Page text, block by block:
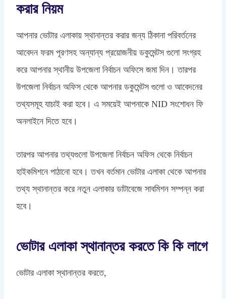
করার নিয়ম
আপনার ভোটার এলাকায় স্থানান্তর করার জন্য ঠিকানা পরিবর্তনের
আবেদন ফরম পূরণসহ অন্যান্য প্রয়োজনীয় ডকুমেন্টস গুলো সংগ্রহ
করে আপনার স্থানীয় উপজেলা নির্বাচন অফিসে জমা দিন। তারপর
উপজেলা নির্বাচন অফিস থেকে আপনার ডকুমেন্টস গুলো ও আবেদনের
তথ্যসমূহ যাচাই করা হবে। এ সময়েই আপনাকে NID সংশোধন ফি
অনলাইনে দিতে হবে।
তারপর আপনার তথ্যগুলো উপজেলা নির্বাচন অফিস থেকে নির্বাচন
হাইকমিশনে পাঠানো হবে। তখন বর্তমান ভোটার এলাকা থেকে আপনার
তথ্য স্থানান্তর করে নতুন এলাকার ডাটাবেজে সাবমিশন সম্পন্ন করা
হবে।
ভোটার এলাকা স্থানান্তর করতে কি কি লাগে
ভোটার এলাকা স্থানান্তর করতে,